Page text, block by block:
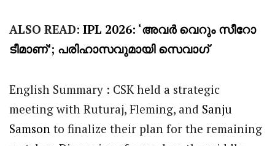
ALSO READ: IPL 2026: ‘അവർ വെറും സീറോ
ടീമാണ്’; പരിഹാസവുമായി സെവാഗ്
English Summary : CSK held a strategic
meeting with Ruturaj, Fleming, and Sanju
Samson to finalize their plan for the remaining